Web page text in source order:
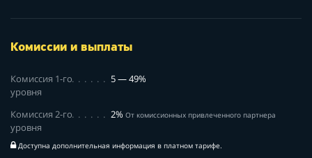
Комиссии и выплаты
Комиссия 1-го
уровня
5 — 49%
Комиссия 2-го
уровня
2%От комиссионных привлеченного партнера
Доступна дополнительная информация в платном тарифе.